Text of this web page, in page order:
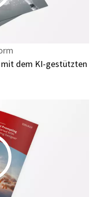
dem KI-gestützten